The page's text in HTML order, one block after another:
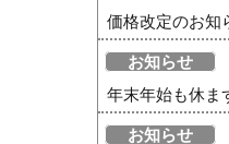
価格改定のお知
お知らせ
年末年始も休ま
お知らせ